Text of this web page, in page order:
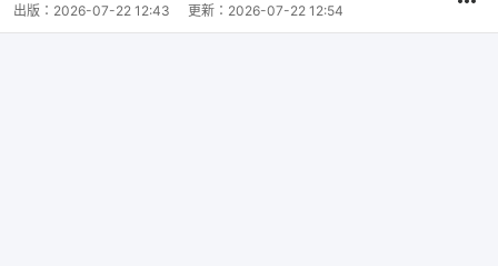
出版： 2026-07-22 12:43 更新： 2026-07-22 12:54